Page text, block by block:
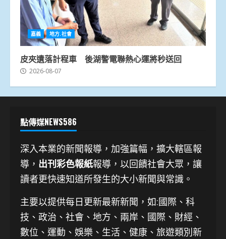
嘉義 地方.社會
皮夾遺落計程車 後湖警電聯熱心運將秒送回
2026-08-07
點傳媒NEWS586
深入本業的新聞報導，加強篇幅，擴大轄區報
導， 出刊彩色報紙報導，以回饋社會大眾，讓
讀者更快速知道所發生的大小新聞與常識。
主要以提供每日更新最新新聞 ，如:國際、科
技、 政治、社會、地方、兩岸、國際、財經、
數位、運動、娛樂、生活、健康、旅遊類別新